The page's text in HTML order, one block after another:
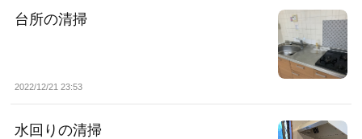
台所の清掃
2022/12/21 23:53
水回りの清掃